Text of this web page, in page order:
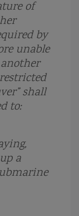
cuter
dau
canonierelor
distrugator Lider
of
by
unable
shall
to:
a